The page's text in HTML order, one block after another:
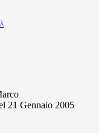
21 Gennaio 2005